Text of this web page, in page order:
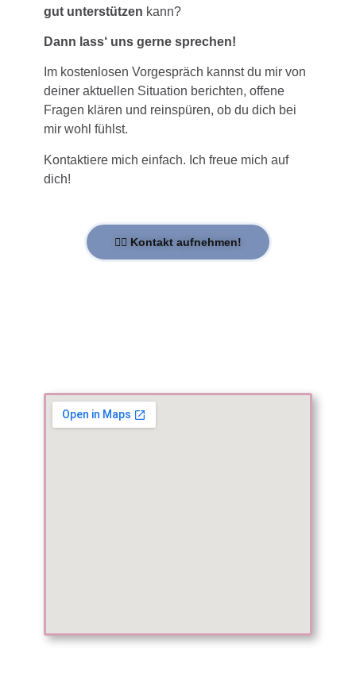
gut unterstützen kann?
Dann lass‘ uns gerne sprechen!
Im kostenlosen Vorgespräch kannst du mir von
deiner aktuellen Situation berichten, offene
Fragen klären und reinspüren, ob du dich bei
mir wohl fühlst.
Kontaktiere mich einfach. Ich freue mich auf
dich!
👉🏻 Kontakt aufnehmen!